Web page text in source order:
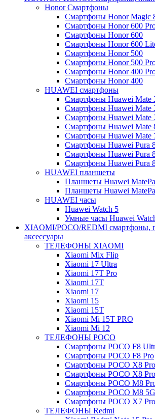
Honor Смартфоны
Смартфоны Honor Magic
Смартфоны Honor 600
Смартфоны Honor 600
Смартфоны Honor 600
Смартфоны Honor 500
Смартфоны Honor 500
Смартфоны Honor 400
Смартфоны Honor 400
HUAWEI cмартфоны
Смартфоны Huawei Mate
Смартфоны Huawei Mate
Смартфоны Huawei Mate
Смартфоны Huawei Mate
Смартфоны Huawei Mate
Смартфоны Huawei Pura
Смартфоны Huawei Pura
Смартфоны Huawei Pura
HUAWEI планшеты
Планшеты Huawei
Планшеты Huawei
HUAWEI часы
Huawei Watch 5
Умные часы Huawei
XIAOMI/POCO/REDMI cмартфоны,
аксессуары
ТЕЛЕФОНЫ XIAOMI
Xiaomi Mix Flip
Xiaomi 17 Ultra
Xiaomi 17T Pro
Xiaomi 17T
Xiaomi 17
Xiaomi 15
Xiaomi 15T
Xiaomi Mi 15T PRO
Xiaomi Mi 12
ТЕЛЕФОНЫ POCO
Смартфоны POCO F8
Смартфоны POCO F8 Pro
Смартфоны POCO X8
Смартфоны POCO X8 Pro
Смартфоны POCO M8
Смартфоны POCO M8 5G
Смартфоны POCO X7 Pro
ТЕЛЕФОНЫ Redmi